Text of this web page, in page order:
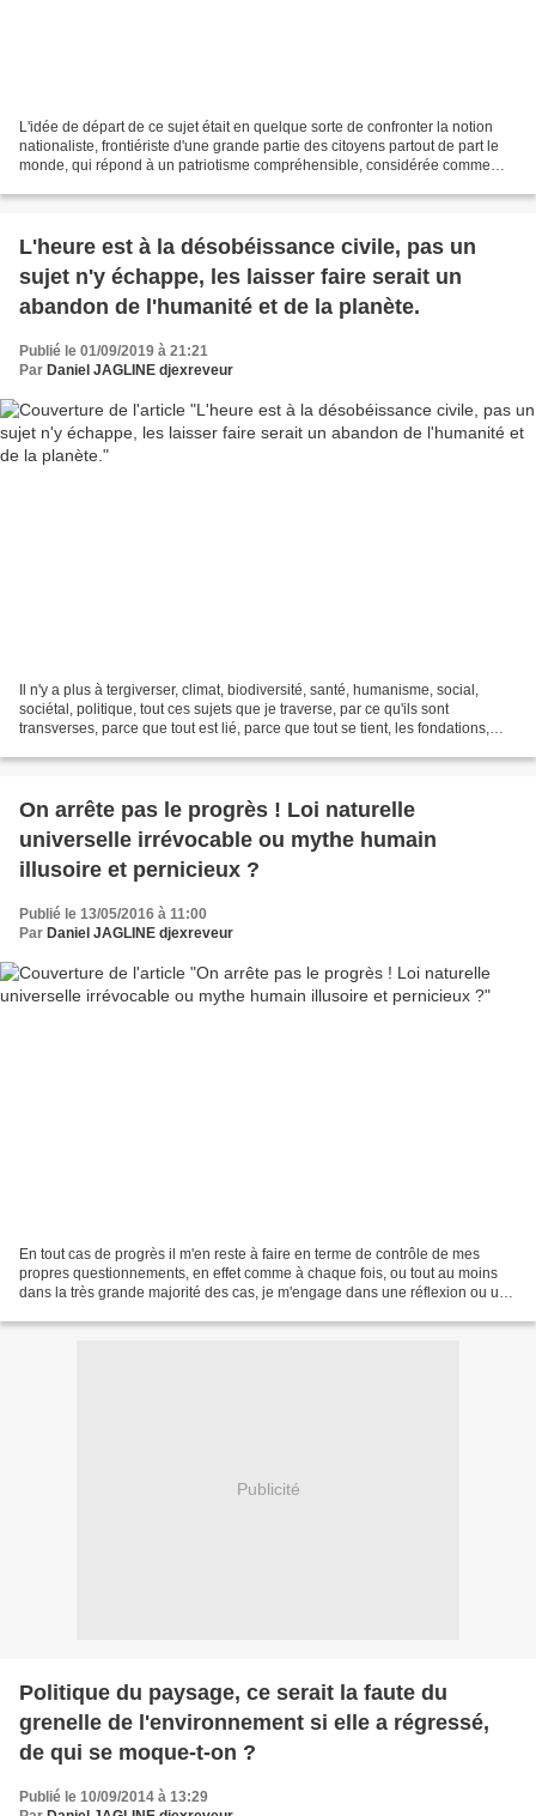
L'idée de départ de ce sujet était en quelque sorte de confronter la notion
nationaliste, frontiériste d'une grande partie des citoyens partout de part le
monde, qui répond à un patriotisme compréhensible, considérée comme
L'heure est à la désobéissance civile, pas un
sujet n'y échappe, les laisser faire serait un
abandon de l'humanité et de la planète.
Publié le 01/09/2019 à 21:21
Par Daniel JAGLINE djexreveur
Il n'y a plus à tergiverser, climat, biodiversité, santé, humanisme, social,
sociétal, politique, tout ces sujets que je traverse, par ce qu'ils sont
transverses, parce que tout est lié, parce que tout se tient, les fondations,
On arrête pas le progrès ! Loi naturelle
universelle irrévocable ou mythe humain
illusoire et pernicieux ?
Publié le 13/05/2016 à 11:00
Par Daniel JAGLINE djexreveur
En tout cas de progrès il m'en reste à faire en terme de contrôle de mes
propres questionnements, en effet comme à chaque fois, ou tout au moins
dans la très grande majorité des cas, je m'engage dans une réflexion ou une
Publicité
Politique du paysage, ce serait la faute du
grenelle de l'environnement si elle a régressé,
de qui se moque-t-on ?
Publié le 10/09/2014 à 13:29